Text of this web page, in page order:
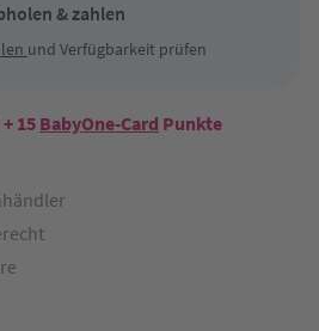
& zahlen
und Verfügbarkeit prüfen
+ 15 BabyOne-Card Punkte